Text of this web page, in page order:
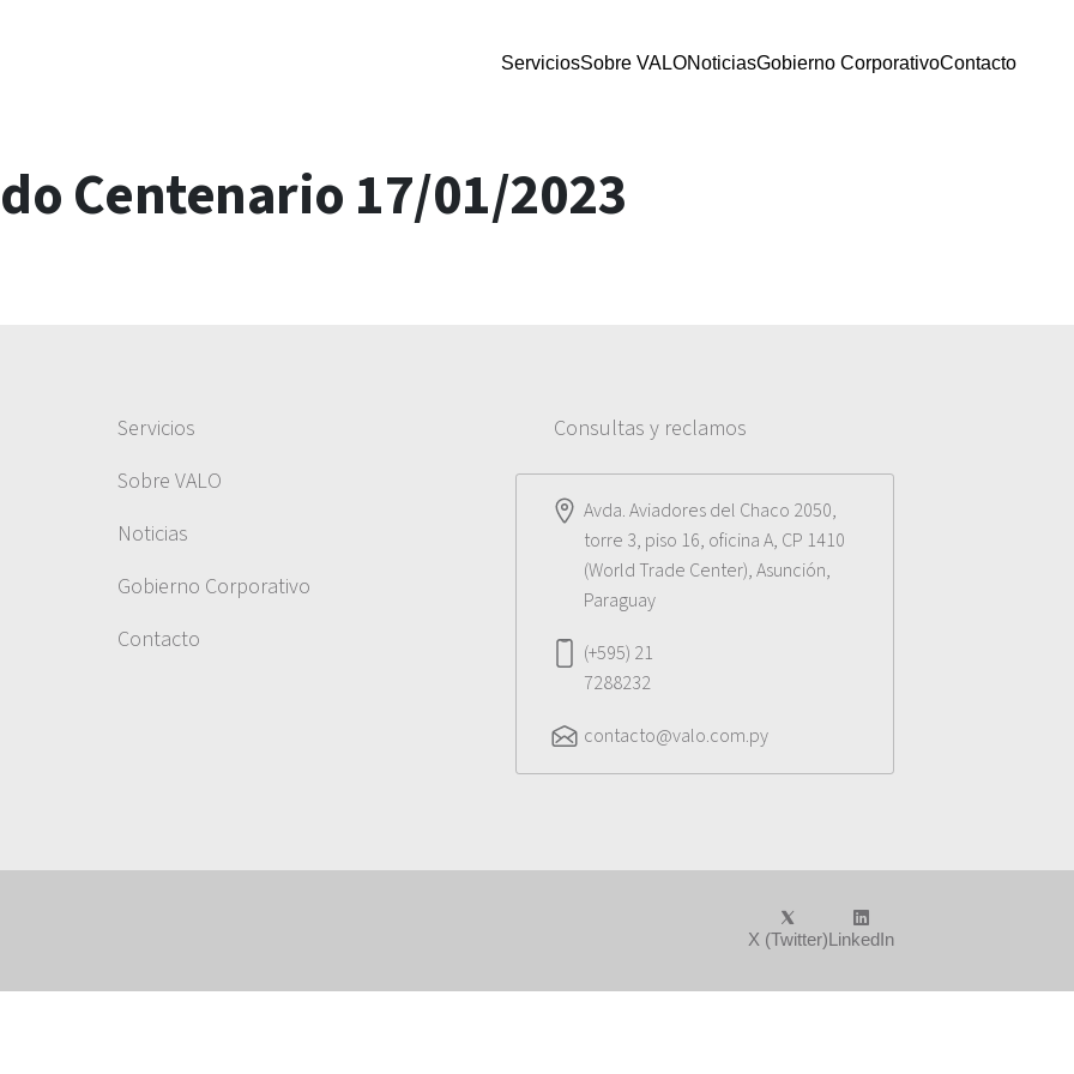
ServiciosSobre VALONoticiasGobierno CorporativoContacto
Centenario 17/01/2023
Servicios
Sobre VALO
Noticias
Gobierno Corporativo
Contacto
Consultas y reclamos
Avda. Aviadores del Chaco 2050,
torre 3, piso 16, oficina A, CP 1410
(World Trade Center), Asunción,
Paraguay
(+595) 21
7288232
contacto@valo.com.py
X (Twitter)LinkedIn